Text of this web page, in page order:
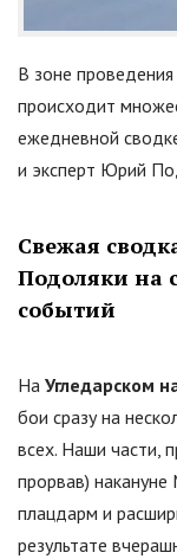
В зоне
происходит
ежедневной
и эксперт Юрий
Свежая
Подоляки на
событий
На Угледарском
бои сразу на
всех. Наши части,
прорвав)
плацдарм и
результате